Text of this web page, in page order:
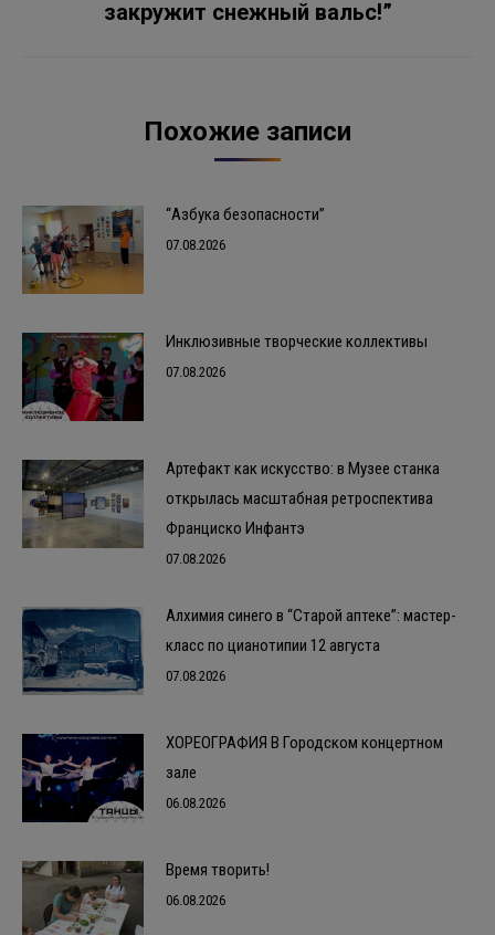
закружит снежный вальс!”
Похожие записи
“Азбука безопасности”
07.08.2026
Инклюзивные творческие коллективы
07.08.2026
Артефакт как искусство: в Музее станка
открылась масштабная ретроспектива
Франциско Инфантэ
07.08.2026
Алхимия синего в “Старой аптеке”: мастер-
класс по цианотипии 12 августа
07.08.2026
ХОРЕОГРАФИЯ В Городском концертном
зале
06.08.2026
Время творить!
06.08.2026